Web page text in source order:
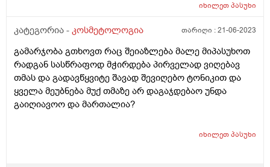
პრობლემას? გთხოვთ დამაკვალიანოთ რა გავაკეთო.
დიდი მადლობა
იხილეთპასუხი
კატეგორია - კოსმეტოლოგია თარიღი :21-06-2023
გამარჯობა გთხოვთ რაც შეიაზლება მალე მიპასუხოთ
რადგან სასწრაფოდ მჭირდება პირველად ვიღებავ
თმას და გადავწყვიტე შავად შევიღებო ტონიკით და
ყველა მეუბნება მუქ თმაზე არ დაგაჯდებაო უნდა
გაიღიავოო და მართალია?
იხილეთპასუხი